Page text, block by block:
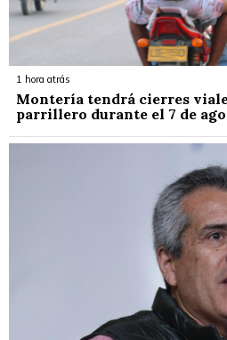
1 hora atrás
Montería tendrá cierres
parrillero durante el 7 de